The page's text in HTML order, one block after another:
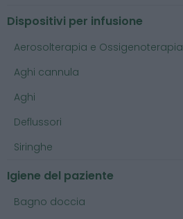
Dispositivi per infusione
Aerosolterapia e Ossigenoterapia
Aghi cannula
Aghi
Deflussori
Siringhe
Igiene del paziente
Bagno doccia